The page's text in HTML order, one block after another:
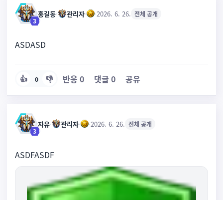
3
홍길동· 관리자· ·2026. 6. 26. 전체 공개
ASDASD
👍 0 👎 반응 0 댓글 0 공유
3
자유· 관리자· ·2026. 6. 26. 전체 공개
ASDFASDF